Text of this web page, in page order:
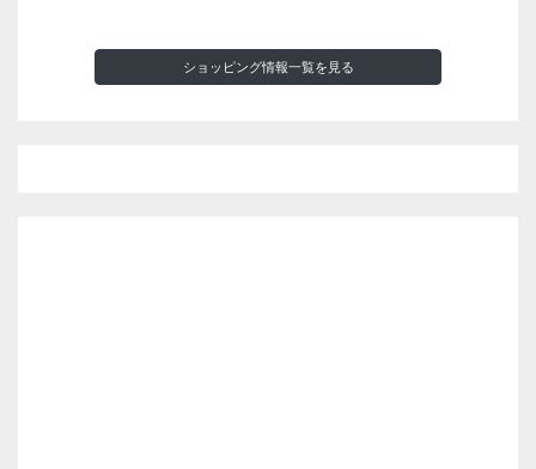
ショッピング情報一覧を見る